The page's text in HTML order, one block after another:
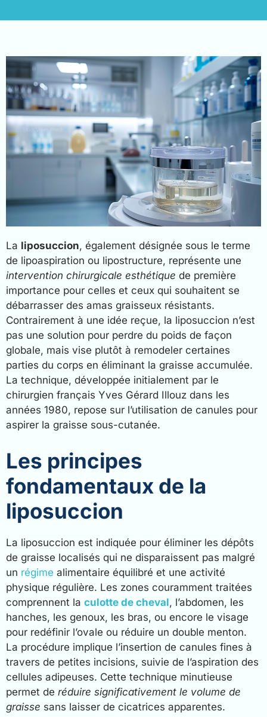
La liposuccion, également désignée sous le terme
de lipoaspiration ou lipostructure, représente une
intervention chirurgicale esthétique de première
importance pour celles et ceux qui souhaitent se
débarrasser des amas graisseux résistants.
Contrairement à une idée reçue, la liposuccion n’est
pas une solution pour perdre du poids de façon
globale, mais vise plutôt à remodeler certaines
parties du corps en éliminant la graisse accumulée.
La technique, développée initialement par le
chirurgien français Yves Gérard Illouz dans les
années 1980, repose sur l’utilisation de canules pour
aspirer la graisse sous-cutanée.
Les principes
fondamentaux de la
liposuccion
La liposuccion est indiquée pour éliminer les dépôts
de graisse localisés qui ne disparaissent pas malgré
un régime alimentaire équilibré et une activité
physique régulière. Les zones couramment traitées
comprennent la culotte de cheval, l’abdomen, les
hanches, les genoux, les bras, ou encore le visage
pour redéfinir l’ovale ou réduire un double menton.
La procédure implique l’insertion de canules fines à
travers de petites incisions, suivie de l’aspiration des
cellules adipeuses. Cette technique minutieuse
permet de réduire significativement le volume de
graisse sans laisser de cicatrices apparentes.